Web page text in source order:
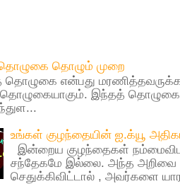
தொழும் முறை
என்பது
தொழுகையாகும். இந்தத்
உங்கள் குழந்தையின் ஐ.க்யூ
இன்றைய குழந்தைகள்
சந்தேகமே இல்லை. அந்த
செதுக்கிவிட்டால் , அவர்களை